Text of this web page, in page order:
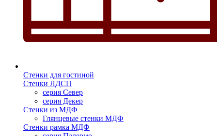
Стенки для гостиной
Стенки ЛДСП
серия Север
серия Декер
Стенки из МДФ
Глянцевые стенки МДФ
Стенки рамка МДФ